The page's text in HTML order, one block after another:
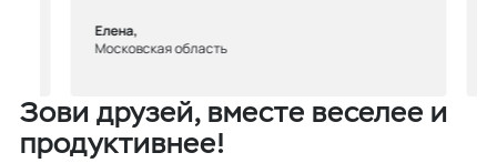
Елена,
Московская область
Зови друзей, вместе веселее и
продуктивнее!